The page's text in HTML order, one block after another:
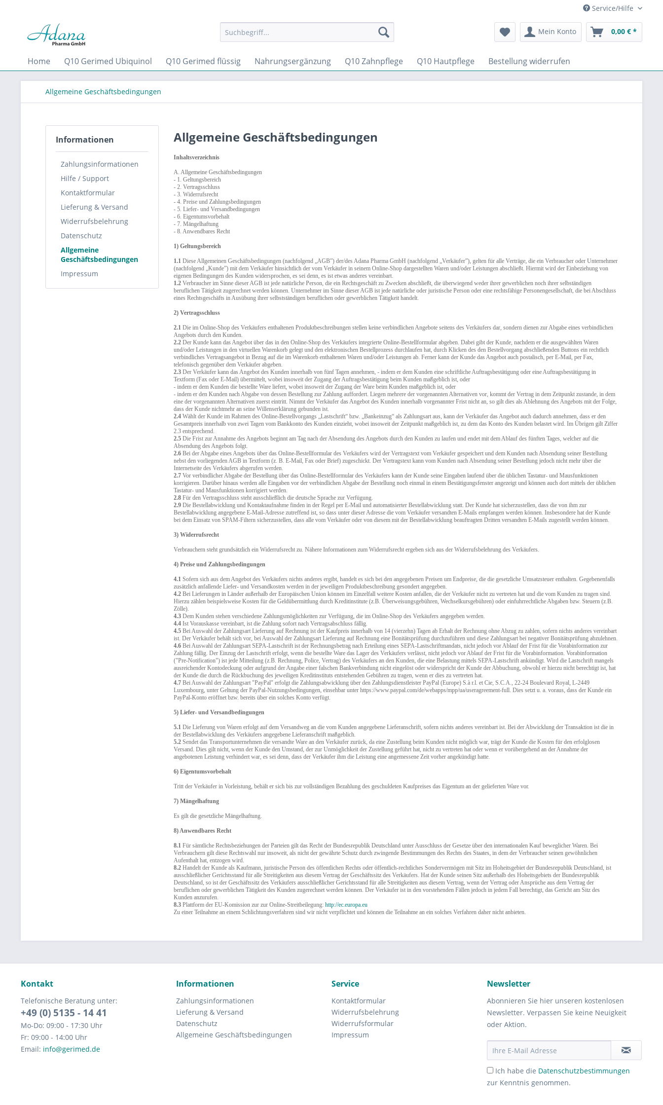
Service/Hilfe
Mein Konto 0,00 € *
Home Q10 Gerimed Ubiquinol Q10 Gerimed flüssig Nahrungsergänzung Q10 Zahnpflege Q10 Hautpflege Bestellung widerrufen
Allgemeine Geschäftsbedingungen
Informationen
Zahlungsinformationen
Hilfe / Support
Kontaktformular
Lieferung & Versand
Widerrufsbelehrung
Datenschutz
Allgemeine
Geschäftsbedingungen
Impressum
Allgemeine Geschäftsbedingungen
Inhaltsverzeichnis
A. Allgemeine Geschäftsbedingungen
- 1. Geltungsbereich
- 2. Vertragsschluss
- 3. Widerrufsrecht
- 4. Preise und Zahlungsbedingungen
- 5. Liefer- und Versandbedingungen
- 6. Eigentumsvorbehalt
- 7. Mängelhaftung
- 8. Anwendbares Recht
1) Geltungsbereich
1.1 Diese Allgemeinen Geschäftsbedingungen (nachfolgend „AGB”) der/des Adana Pharma GmbH (nachfolgend „Verkäufer”), gelten für alle Verträge, die ein Verbraucher oder Unternehmer
(nachfolgend „Kunde”) mit dem Verkäufer hinsichtlich der vom Verkäufer in seinem Online-Shop dargestellten Waren und/oder Leistungen abschließt. Hiermit wird der Einbeziehung von
eigenen Bedingungen des Kunden widersprochen, es sei denn, es ist etwas anderes vereinbart.
1.2 Verbraucher im Sinne dieser AGB ist jede natürliche Person, die ein Rechtsgeschäft zu Zwecken abschließt, die überwiegend weder ihrer gewerblichen noch ihrer selbständigen
beruflichen Tätigkeit zugerechnet werden können. Unternehmer im Sinne dieser AGB ist jede natürliche oder juristische Person oder eine rechtsfähige Personengesellschaft, die bei Abschluss
eines Rechtsgeschäfts in Ausübung ihrer selbstständigen beruflichen oder gewerblichen Tätigkeit handelt.
2) Vertragsschluss
2.1 Die im Online-Shop des Verkäufers enthaltenen Produktbeschreibungen stellen keine verbindlichen Angebote seitens des Verkäufers dar, sondern dienen zur Abgabe eines verbindlichen
Angebots durch den Kunden.
2.2 Der Kunde kann das Angebot über das in den Online-Shop des Verkäufers integrierte Online-Bestellformular abgeben. Dabei gibt der Kunde, nachdem er die ausgewählten Waren
und/oder Leistungen in den virtuellen Warenkorb gelegt und den elektronischen Bestellprozess durchlaufen hat, durch Klicken des den Bestellvorgang abschließenden Buttons ein rechtlich
verbindliches Vertragsangebot in Bezug auf die im Warenkorb enthaltenen Waren und/oder Leistungen ab. Ferner kann der Kunde das Angebot auch postalisch, per E-Mail, per Fax,
telefonisch gegenüber dem Verkäufer abgeben.
2.3 Der Verkäufer kann das Angebot des Kunden innerhalb von fünf Tagen annehmen, - indem er dem Kunden eine schriftliche Auftragsbestätigung oder eine Auftragsbestätigung in
Textform (Fax oder E-Mail) übermittelt, wobei insoweit der Zugang der Auftragsbestätigung beim Kunden maßgeblich ist, oder
- indem er dem Kunden die bestellte Ware liefert, wobei insoweit der Zugang der Ware beim Kunden maßgeblich ist, oder
- indem er den Kunden nach Abgabe von dessen Bestellung zur Zahlung auffordert. Liegen mehrere der vorgenannten Alternativen vor, kommt der Vertrag in dem Zeitpunkt zustande, in dem
eine der vorgenannten Alternativen zuerst eintritt. Nimmt der Verkäufer das Angebot des Kunden innerhalb vorgenannter Frist nicht an, so gilt dies als Ablehnung des Angebots mit der Folge,
dass der Kunde nichtmehr an seine Willenserklärung gebunden ist.
2.4 Wählt der Kunde im Rahmen des Online-Bestellvorgangs „Lastschrift“ bzw. „Bankeinzug“ als Zahlungsart aus, kann der Verkäufer das Angebot auch dadurch annehmen, dass er den
Gesamtpreis innerhalb von zwei Tagen vom Bankkonto des Kunden einzieht, wobei insoweit der Zeitpunkt maßgeblich ist, zu dem das Konto des Kunden belastet wird. Im Übrigen gilt Ziffer
2.3 entsprechend.
2.5 Die Frist zur Annahme des Angebots beginnt am Tag nach der Absendung des Angebots durch den Kunden zu laufen und endet mit dem Ablauf des fünften Tages, welcher auf die
Absendung des Angebots folgt.
2.6 Bei der Abgabe eines Angebots über das Online-Bestellformular des Verkäufers wird der Vertragstext vom Verkäufer gespeichert und dem Kunden nach Absendung seiner Bestellung
nebst den vorliegenden AGB in Textform (z. B. E-Mail, Fax oder Brief) zugeschickt. Der Vertragstext kann vom Kunden nach Absendung seiner Bestellung jedoch nicht mehr über die
Internetseite des Verkäufers abgerufen werden.
2.7 Vor verbindlicher Abgabe der Bestellung über das Online-Bestellformular des Verkäufers kann der Kunde seine Eingaben laufend über die üblichen Tastatur- und Mausfunktionen
korrigieren. Darüber hinaus werden alle Eingaben vor der verbindlichen Abgabe der Bestellung noch einmal in einem Bestätigungsfenster angezeigt und können auch dort mittels der üblichen
Tastatur- und Mausfunktionen korrigiert werden.
2.8 Für den Vertragsschluss steht ausschließlich die deutsche Sprache zur Verfügung.
2.9 Die Bestellabwicklung und Kontaktaufnahme finden in der Regel per E-Mail und automatisierter Bestellabwicklung statt. Der Kunde hat sicherzustellen, dass die von ihm zur
Bestellabwicklung angegebene E-Mail-Adresse zutreffend ist, so dass unter dieser Adresse die vom Verkäufer versandten E-Mails empfangen werden können. Insbesondere hat der Kunde
bei dem Einsatz von SPAM-Filtern sicherzustellen, dass alle vom Verkäufer oder von diesem mit der Bestellabwicklung beauftragten Dritten versandten E-Mails zugestellt werden können.
3) Widerrufsrecht
Verbrauchern steht grundsätzlich ein Widerrufsrecht zu. Nähere Informationen zum Widerrufsrecht ergeben sich aus der Widerrufsbelehrung des Verkäufers.
4) Preise und Zahlungsbedingungen
4.1 Sofern sich aus dem Angebot des Verkäufers nichts anderes ergibt, handelt es sich bei den angegebenen Preisen um Endpreise, die die gesetzliche Umsatzsteuer enthalten. Gegebenenfalls
zusätzlich anfallende Liefer- und Versandkosten werden in der jeweiligen Produktbeschreibung gesondert angegeben.
4.2 Bei Lieferungen in Länder außerhalb der Europäischen Union können im Einzelfall weitere Kosten anfallen, die der Verkäufer nicht zu vertreten hat und die vom Kunden zu tragen sind.
Hierzu zählen beispielsweise Kosten für die Geldübermittlung durch Kreditinstitute (z.B. Überweisungsgebühren, Wechselkursgebühren) oder einfuhrrechtliche Abgaben bzw. Steuern (z.B.
Zölle).
4.3 Dem Kunden stehen verschiedene Zahlungsmöglichkeiten zur Verfügung, die im Online-Shop des Verkäufers angegeben werden.
4.4 Ist Vorauskasse vereinbart, ist die Zahlung sofort nach Vertragsabschluss fällig.
4.5 Bei Auswahl der Zahlungsart Lieferung auf Rechnung ist der Kaufpreis innerhalb von 14 (vierzehn) Tagen ab Erhalt der Rechnung ohne Abzug zu zahlen, sofern nichts anderes vereinbart
ist. Der Verkäufer behält sich vor, bei Auswahl der Zahlungsart Lieferung auf Rechnung eine Bonitätsprüfung durchzuführen und diese Zahlungsart bei negativer Bonitätsprüfung abzulehnen.
4.6 Bei Auswahl der Zahlungsart SEPA-Lastschrift ist der Rechnungsbetrag nach Erteilung eines SEPA-Lastschriftmandats, nicht jedoch vor Ablauf der Frist für die Vorabinformation zur
Zahlung fällig. Der Einzug der Lastschrift erfolgt, wenn die bestellte Ware das Lager des Verkäufers verlässt, nicht jedoch vor Ablauf der Frist für die Vorabinformation. Vorabinformation
("Pre-Notification") ist jede Mitteilung (z.B. Rechnung, Police, Vertrag) des Verkäufers an den Kunden, die eine Belastung mittels SEPA-Lastschrift ankündigt. Wird die Lastschrift mangels
ausreichender Kontodeckung oder aufgrund der Angabe einer falschen Bankverbindung nicht eingelöst oder widerspricht der Kunde der Abbuchung, obwohl er hierzu nicht berechtigt ist, hat
der Kunde die durch die Rückbuchung des jeweiligen Kreditinstituts entstehenden Gebühren zu tragen, wenn er dies zu vertreten hat.
4.7 Bei Auswahl der Zahlungsart "PayPal" erfolgt die Zahlungsabwicklung über den Zahlungsdienstleister PayPal (Europe) S.à r.l. et Cie, S.C.A., 22-24 Boulevard Royal, L-2449
Luxembourg, unter Geltung der PayPal-Nutzungsbedingungen, einsehbar unter https://www.paypal.com/de/webapps/mpp/ua/useragreement-full. Dies setzt u. a. voraus, dass der Kunde ein
PayPal-Konto eröffnet bzw. bereits über ein solches Konto verfügt.
5) Liefer- und Versandbedingungen
5.1 Die Lieferung von Waren erfolgt auf dem Versandweg an die vom Kunden angegebene Lieferanschrift, sofern nichts anderes vereinbart ist. Bei der Abwicklung der Transaktion ist die in
der Bestellabwicklung des Verkäufers angegebene Lieferanschrift maßgeblich.
5.2 Sendet das Transportunternehmen die versandte Ware an den Verkäufer zurück, da eine Zustellung beim Kunden nicht möglich war, trägt der Kunde die Kosten für den erfolglosen
Versand. Dies gilt nicht, wenn der Kunde den Umstand, der zur Unmöglichkeit der Zustellung geführt hat, nicht zu vertreten hat oder wenn er vorübergehend an der Annahme der
angebotenen Leistung verhindert war, es sei denn, dass der Verkäufer ihm die Leistung eine angemessene Zeit vorher angekündigt hatte.
6) Eigentumsvorbehalt
Tritt der Verkäufer in Vorleistung, behält er sich bis zur vollständigen Bezahlung des geschuldeten Kaufpreises das Eigentum an der gelieferten Ware vor.
7) Mängelhaftung
Es gilt die gesetzliche Mängelhaftung.
8) Anwendbares Recht
8.1 Für sämtliche Rechtsbeziehungen der Parteien gilt das Recht der Bundesrepublik Deutschland unter Ausschluss der Gesetze über den internationalen Kauf beweglicher Waren. Bei
Verbrauchern gilt diese Rechtswahl nur insoweit, als nicht der gewährte Schutz durch zwingende Bestimmungen des Rechts des Staates, in dem der Verbraucher seinen gewöhnlichen
Aufenthalt hat, entzogen wird.
8.2 Handelt der Kunde als Kaufmann, juristische Person des öffentlichen Rechts oder öffentlich-rechtliches Sondervermögen mit Sitz im Hoheitsgebiet der Bundesrepublik Deutschland, ist
ausschließlicher Gerichtsstand für alle Streitigkeiten aus diesem Vertrag der Geschäftssitz des Verkäufers. Hat der Kunde seinen Sitz außerhalb des Hoheitsgebiets der Bundesrepublik
Deutschland, so ist der Geschäftssitz des Verkäufers ausschließlicher Gerichtsstand für alle Streitigkeiten aus diesem Vertrag, wenn der Vertrag oder Ansprüche aus dem Vertrag der
beruflichen oder gewerblichen Tätigkeit des Kunden zugerechnet werden können. Der Verkäufer ist in den vorstehenden Fällen jedoch in jedem Fall berechtigt, das Gericht am Sitz des
Kunden anzurufen.
8.3 Plattform der EU-Komission zur zur Online-Streitbeilegung: http://ec.europa.eu
Zu einer Teilnahme an einem Schlichtungsverfahren sind wir nicht verpflichtet und können die Teilnahme an ein solches Verfahren daher nicht anbieten.
Kontakt
Telefonische Beratung unter:
+49 (0) 5135 - 14 41
Mo-Do: 09:00 - 17:30 Uhr
Fr: 09:00 - 14:00 Uhr
Email: info@gerimed.de
Informationen
Zahlungsinformationen
Lieferung & Versand
Datenschutz
Allgemeine Geschäftsbedingungen
Service
Kontaktformular
Widerrufsbelehrung
Widerrufsformular
Impressum
Newsletter
Abonnieren Sie hier unseren kostenlosen
Newsletter. Verpassen Sie keine Neuigkeit
oder Aktion.
Ich habe die Datenschutzbestimmungen
zur Kenntnis genommen.